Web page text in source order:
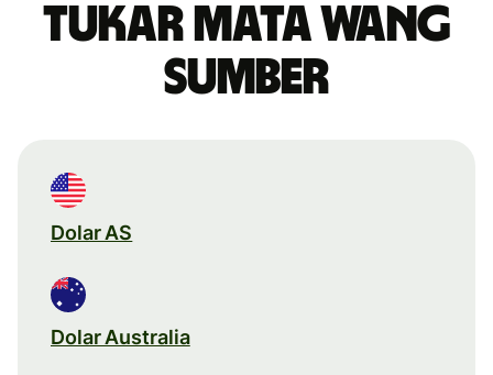
Tukar mata wang
sumber
Dolar AS
Dolar Australia